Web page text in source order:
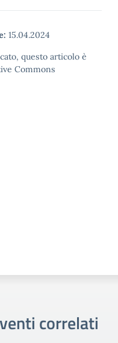
15.04.2024
questo articolo è
Commons
correlati